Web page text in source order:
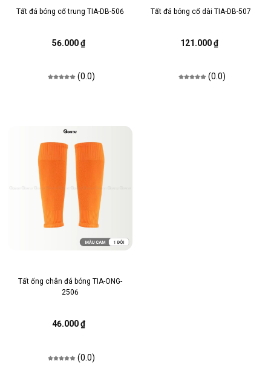
Tất đá bóng cổ trung TIA-DB-506
56.000 ₫
(0.0)
Tất đá bóng cổ dài TIA-DB-507
121.000 ₫
(0.0)
Tất ống chân đá bóng TIA-ONG-
2506
46.000 ₫
(0.0)